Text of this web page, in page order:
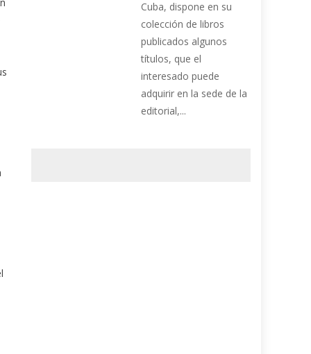
Cuba, dispone en su
colección de libros
publicados algunos
títulos, que el
interesado puede
adquirir en la sede de la
editorial,...